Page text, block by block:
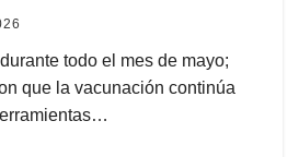
todo el mes de mayo;
que la vacunación continúa